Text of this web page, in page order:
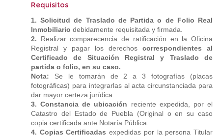
Requisitos
1. Solicitud de Traslado de Partida o de Folio Real
Inmobiliario debidamente requisitada y firmada.
2. Realizar comparecencia de ratificación en la Oficina
Registral y pagar los derechos correspondientes al
Certificado de Situación Registral y Traslado de
partida o folio, en su caso.
Nota: Se le tomarán de 2 a 3 fotografías (placas
fotográficas) para integrarlas al acta circunstanciada para
dar mayor certeza jurídica.
3. Constancia de ubicación reciente expedida, por el
Catastro del Estado de Puebla (Original o en su caso
copia certificada ante Notaría Pública.
4. Copias Certificadas expedidas por la persona Titular